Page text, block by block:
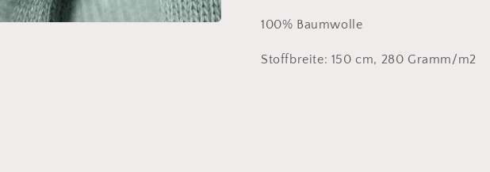
100% Baumwolle
Stoffbreite: 150 cm, 280 Gramm/m2